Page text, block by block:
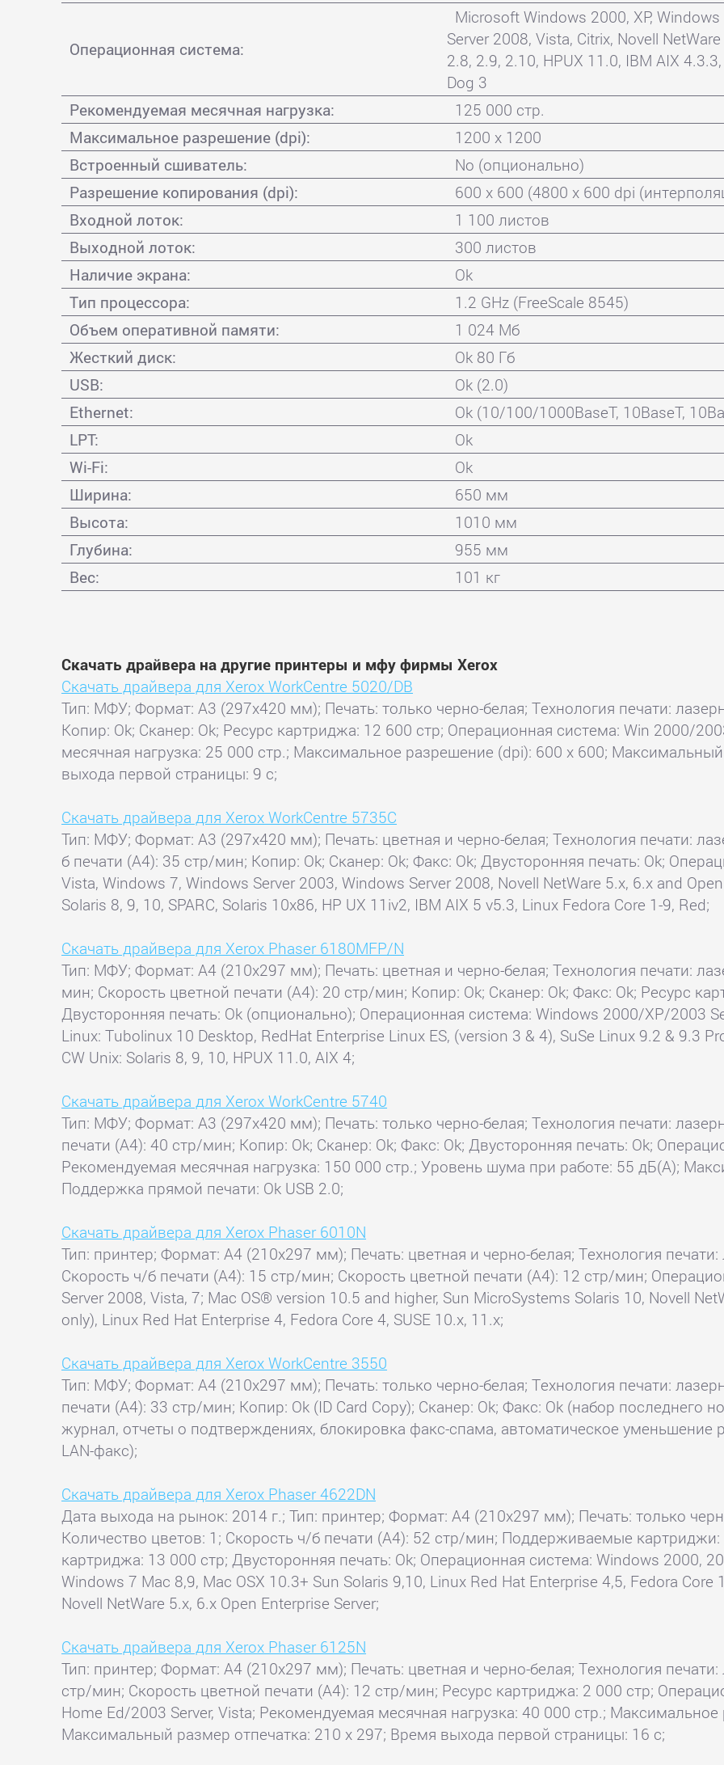
Операционная система:
Microsoft Windows 2000, XP,
Server 2008, Vista, Citrix, Novell
2.8, 2.9, 2.10, HPUX 11.0, IBM AIX
Dog 3
Рекомендуемая месячная нагрузка:
125 000 стр.
Максимальное разрешение (dpi):
1200 x 1200
Встроенный сшиватель:
No (опционально)
Разрешение копирования (dpi):
600 x 600 (4800 x 600 dpi
Входной лоток:
1 100 листов
Выходной лоток:
300 листов
Наличие экрана:
Ok
Тип процессора:
1.2 GHz (FreeScale 8545)
Объем оперативной памяти:
1 024 Мб
Жесткий диск:
Ok 80 Гб
USB:
Ok (2.0)
Ethernet:
Ok (10/100/1000BaseT, 10BaseT,
LPT:
Ok
Wi-Fi:
Ok
Ширина:
650 мм
Высота:
1010 мм
Глубина:
955 мм
Вес:
101 кг
Скачать драйвера на другие принтеры и мфу фирмы Xerox
Скачать драйвера для Xerox WorkCentre 5020/DB
Тип: МФУ; Формат: A3 (297x420 мм); Печать: только черно-белая; Технология печати:
Копир: Ok; Сканер: Ok; Ресурс картриджа: 12 600 стр; Операционная система: Win 2000/
месячная нагрузка: 25 000 стр.; Максимальное разрешение (dpi): 600 x 600;
выхода первой страницы: 9 с;
Скачать драйвера для Xerox WorkCentre 5735C
Тип: МФУ; Формат: A3 (297x420 мм); Печать: цветная и черно-белая; Технология печати:
б печати (А4): 35 стр/мин; Копир: Ok; Сканер: Ok; Факс: Ok; Двусторонняя печать: Ok;
Vista, Windows 7, Windows Server 2003, Windows Server 2008, Novell NetWare 5.x, 6.x and
Solaris 8, 9, 10, SPARC, Solaris 10x86, HP UX 11iv2, IBM AIX 5 v5.3, Linux Fedora Core 1-9, Red;
Скачать драйвера для Xerox Phaser 6180MFP/N
Тип: МФУ; Формат: A4 (210x297 мм); Печать: цветная и черно-белая; Технология печати:
мин; Скорость цветной печати (А4): 20 стр/мин; Копир: Ok; Сканер: Ok; Факс: Ok; Ресурс
Двусторонняя печать: Ok (опционально); Операционная система: Windows 2000/XP/2003
Linux: Tubolinux 10 Desktop, RedHat Enterprise Linux ES, (version 3 & 4), SuSe Linux 9.2 & 9.3
CW Unix: Solaris 8, 9, 10, HPUX 11.0, AIX 4;
Скачать драйвера для Xerox WorkCentre 5740
Тип: МФУ; Формат: A3 (297x420 мм); Печать: только черно-белая; Технология печати:
печати (А4): 40 стр/мин; Копир: Ok; Сканер: Ok; Факс: Ok; Двусторонняя печать: Ok;
Рекомендуемая месячная нагрузка: 150 000 стр.; Уровень шума при работе: 55 дБ(А);
Поддержка прямой печати: Ok USB 2.0;
Скачать драйвера для Xerox Phaser 6010N
Тип: принтер; Формат: A4 (210x297 мм); Печать: цветная и черно-белая; Технология
Скорость ч/б печати (А4): 15 стр/мин; Скорость цветной печати (А4): 12 стр/мин;
Server 2008, Vista, 7; Mac OS® version 10.5 and higher, Sun MicroSystems Solaris 10, Novell
only), Linux Red Hat Enterprise 4, Fedora Core 4, SUSE 10.x, 11.x;
Скачать драйвера для Xerox WorkCentre 3550
Тип: МФУ; Формат: A4 (210x297 мм); Печать: только черно-белая; Технология печати:
печати (А4): 33 стр/мин; Копир: Ok (ID Card Copy); Сканер: Ok; Факс: Ok (набор последнего
журнал, отчеты о подтверждениях, блокировка факс-спама, автоматическое уменьшение
LAN-факс);
Скачать драйвера для Xerox Phaser 4622DN
Дата выхода на рынок: 2014 г.; Тип: принтер; Формат: A4 (210x297 мм); Печать: только
Количество цветов: 1; Скорость ч/б печати (А4): 52 стр/мин; Поддерживаемые
картриджа: 13 000 стр; Двусторонняя печать: Ok; Операционная система: Windows 2000,
Windows 7 Mac 8,9, Mac OSX 10.3+ Sun Solaris 9,10, Linux Red Hat Enterprise 4,5, Fedora Core
Novell NetWare 5.x, 6.x Open Enterprise Server;
Скачать драйвера для Xerox Phaser 6125N
Тип: принтер; Формат: A4 (210x297 мм); Печать: цветная и черно-белая; Технология
стр/мин; Скорость цветной печати (А4): 12 стр/мин; Ресурс картриджа: 2 000 стр;
Home Ed/2003 Server, Vista; Рекомендуемая месячная нагрузка: 40 000 стр.;
Максимальный размер отпечатка: 210 x 297; Время выхода первой страницы: 16 с;